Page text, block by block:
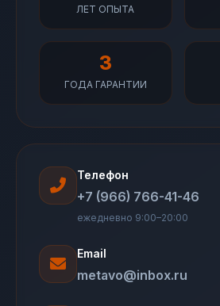
ЛЕТ ОПЫТА
3
ГОДА ГАРАНТИИ
Телефон
+7 (966) 766-41-46
ежедневно 9:00–20:00
Email
metavo@inbox.ru